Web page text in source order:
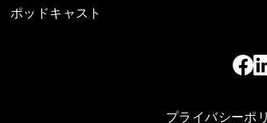
ポッドキャスト
プライバシーポ